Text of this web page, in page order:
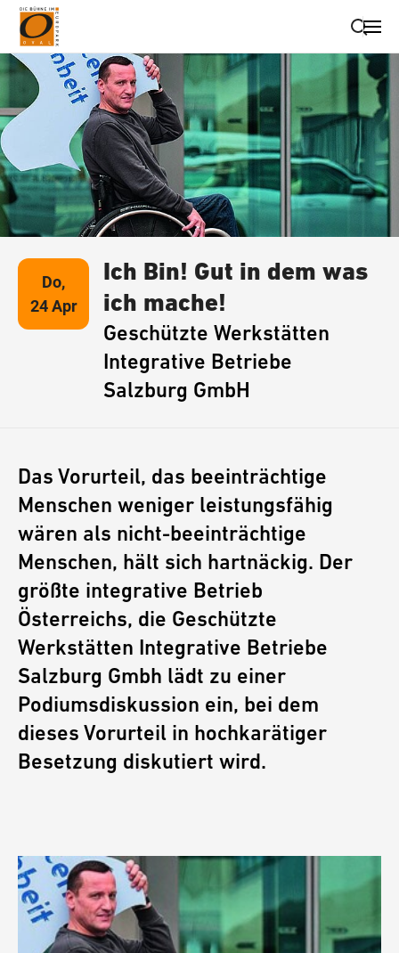
Suche schließen
Wegbeschreibung erhalten
Do,
24 Apr
Ich Bin! Gut in dem was
ich mache!
Geschützte Werkstätten
Integrative Betriebe
Salzburg GmbH
Das Vorurteil, das beeinträchtige
Menschen weniger leistungsfähig
wären als nicht-beeinträchtige
Menschen, hält sich hartnäckig. Der
größte integrative Betrieb
Österreichs, die Geschützte
Werkstätten Integrative Betriebe
Salzburg Gmbh lädt zu einer
Podiumsdiskussion ein, bei dem
dieses Vorurteil in hochkarätiger
Besetzung diskutiert wird.